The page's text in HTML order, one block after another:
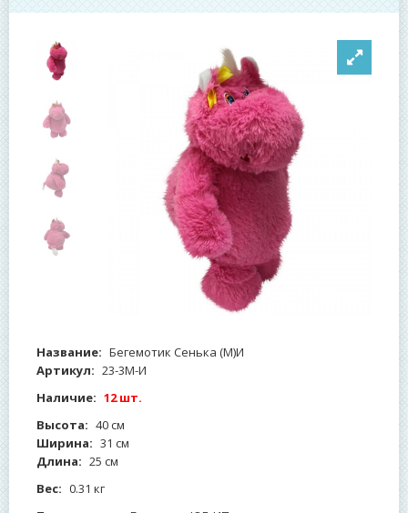
Название: Бегемотик Сенька (М)И
Артикул: 23-3М-И
Наличие: 12 шт.
Высота: 40 см
Ширина: 31 см
Длина: 25 см
Вес: 0.31 кг